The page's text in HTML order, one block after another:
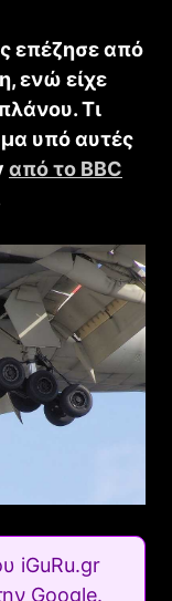
επέζησε από
ενώ είχε
Τι
υπό αυτές
από το BBC
iGuRu.gr
Google.